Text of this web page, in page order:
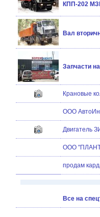
КПП-202
Вал
Запчасти
Крановые
ООО
Двигатель
ООО
продам
Все на